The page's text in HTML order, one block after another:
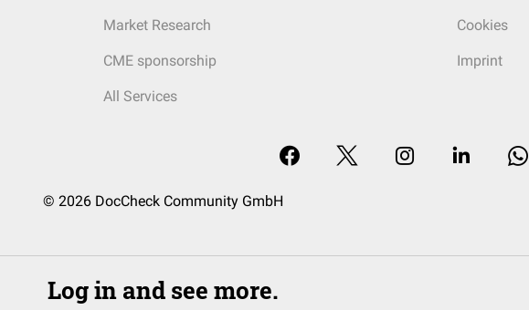
Market Research
CME sponsorship
All Services
Cookies
Imprint
© 2026 DocCheck Community GmbH
Log in and see more.